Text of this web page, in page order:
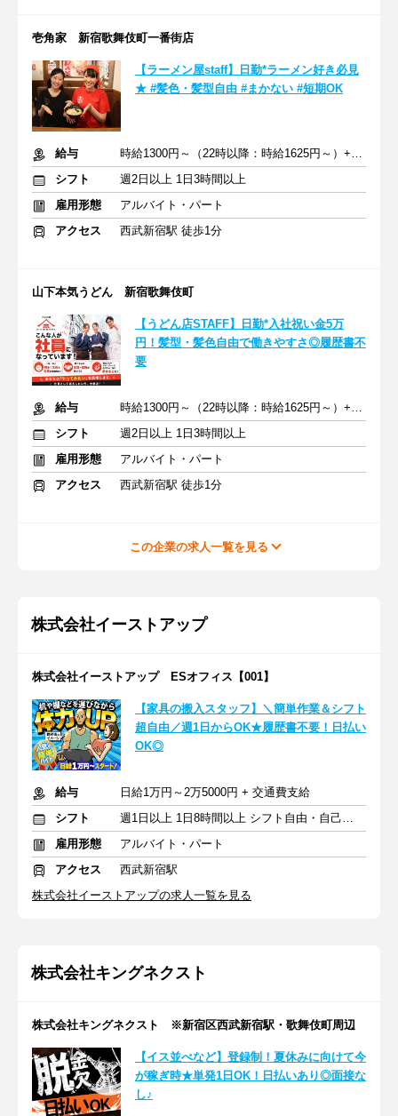
壱角家 新宿歌舞伎町一番街店
【ラーメン屋staff】日勤*ラーメン好き必見
★ #髪色・髪型自由 #まかない #短期OK
給与
時給1300円～（22時以降：時給1625円～）+交通費
シフト
週2日以上 1日3時間以上
雇用形態
アルバイト・パート
アクセス
西武新宿駅 徒歩1分
山下本気うどん 新宿歌舞伎町
【うどん店STAFF】日勤*入社祝い金5万
円！髪型・髪色自由で働きやすさ◎履歴書不
要
給与
時給1300円～（22時以降：時給1625円～）+交通費
シフト
週2日以上 1日3時間以上
雇用形態
アルバイト・パート
アクセス
西武新宿駅 徒歩1分
この企業の求人一覧を見る
株式会社イーストアップ
株式会社イーストアップ ESオフィス【001】
【家具の搬入スタッフ】＼簡単作業＆シフト
超自由／週1日からOK★履歴書不要！日払い
OK◎
給与
日給1万円～2万5000円 + 交通費支給
シフト
週1日以上 1日8時間以上 シフト自由・自己申告
雇用形態
アルバイト・パート
アクセス
西武新宿駅
株式会社イーストアップの求人一覧を見る
株式会社キングネクスト
株式会社キングネクスト ※新宿区西武新宿駅・歌舞伎町周辺
【イス並べなど】登録制！夏休みに向けて今
が稼ぎ時★単発1日OK！日払いあり◎面接な
し♪